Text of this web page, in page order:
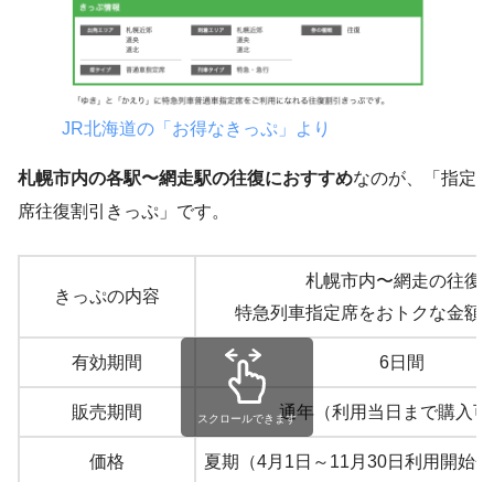
JR北海道の「お得なきっぷ」より
札幌市内の各駅〜網走駅の往復におすすめなのが、「指定
席往復割引きっぷ」です。
きっぷの内容
札幌市内〜網走の往復
特急列車指定席をおトクな金額
有効期間 6日間
販売期間 通年（利用当日まで購入可
価格
夏期（4月1日～11月30日利用開始
スクロールできます